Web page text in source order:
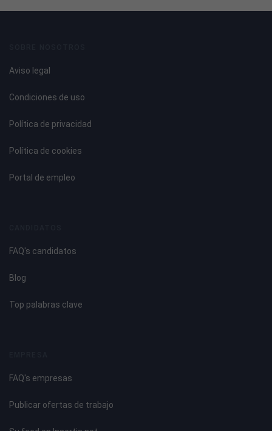
Aviso legal
Condiciones de uso
Política de privacidad
Política de cookies
Portal de empleo
FAQ's candidatos
Blog
Top palabras clave
FAQ's empresas
Publicar ofertas de trabajo